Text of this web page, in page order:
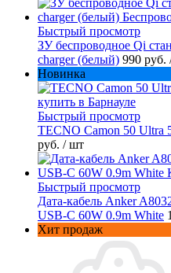
Быстрый просмотр
ЗУ беспроводное Qi
charger (белый) 990 руб.
Новинка
Быстрый просмотр
TECNO Camon 50 Ultra
руб. / шт
Быстрый просмотр
Дата-кабель Anker
USB-C 60W 0.9m White
Хит продаж